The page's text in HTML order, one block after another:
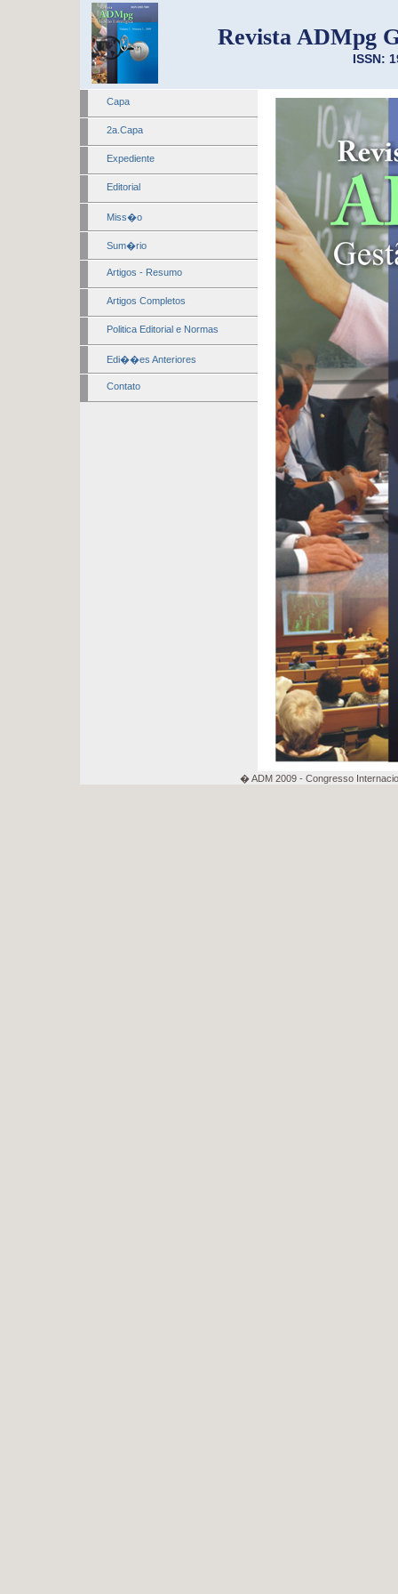
Revista ADMpg
ISSN:
Capa
2a.Capa
Expediente
Editorial
Miss�o
Sum�rio
Artigos - Resumo
Artigos Completos
Politica Editorial e Normas
Edi��es Anteriores
Contato
� ADM 2009 - Congresso